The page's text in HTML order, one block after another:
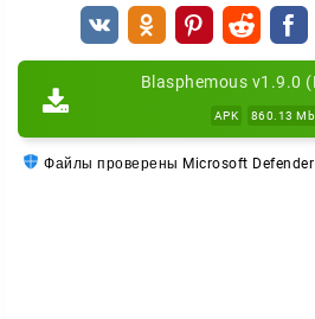
У каждой находки есть своя
добавляет миру Квстодии
История через
Blasphemous рассказывает
Blasphemous v1.9.0
APK 860.13 Mb
Файлы проверены Microsoft Defender